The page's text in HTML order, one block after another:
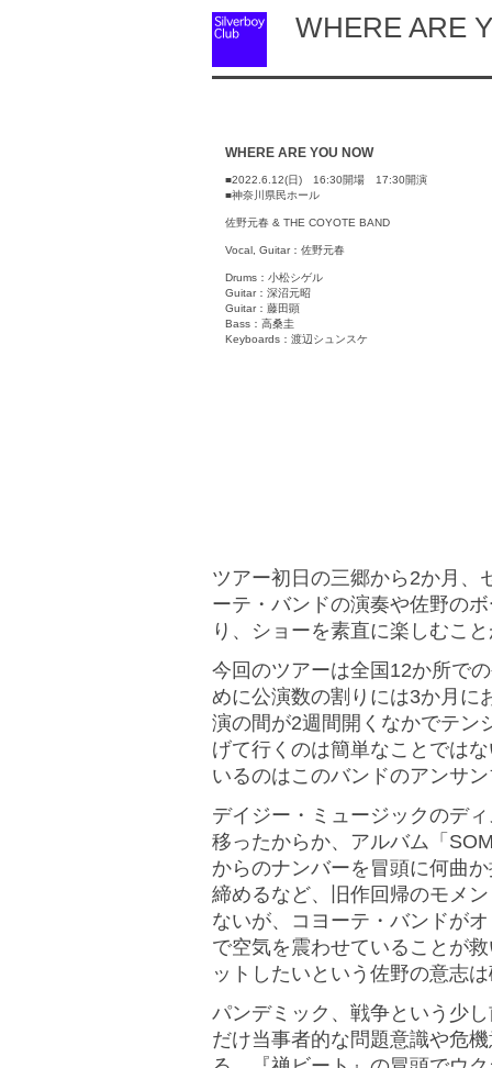
WHERE ARE
WHERE ARE YOU NOW
■2022.6.12(日) 16:30開場 17:30開演
■神奈川県民ホール
佐野元春 & THE COYOTE BAND
Vocal, Guitar：佐野元春
Drums：小松シゲル
Guitar：深沼元昭
Guitar：藤田顕
Bass：高桑圭
Keyboards：渡辺シュンスケ
ツアー初日の三郷から2か月、
ーテ・バンドの演奏や佐野の
り、ショーを素直に楽しむこ
今回のツアーは全国12か所で
めに公演数の割りには3か月に
演の間が2週間開くなかでテン
げて行くのは簡単なことでは
いるのはこのバンドのアンサ
デイジー・ミュージックのデ
移ったからか、アルバム「
からのナンバーを冒頭に何曲
締めるなど、旧作回帰のモメ
ないが、コヨーテ・バンドが
で空気を震わせていることが
ットしたいという佐野の意志
パンデミック、戦争という少
だけ当事者的な問題意識や危